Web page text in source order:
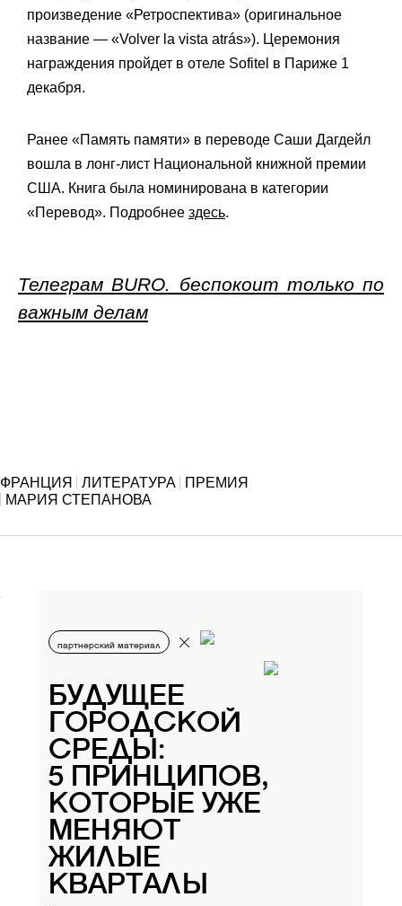
произведение «Ретроспектива» (оригинальное
название — «Volver la vista atrás»). Церемония
награждения пройдет в отеле Sofitel в Париже 1
декабря.
Ранее «Память памяти» в переводе Саши Дагдейл
вошла в лонг-лист Национальной книжной премии
США. Книга была номинирована в категории
«Перевод». Подробнее здесь.
Телеграм BURO. беспокоит только по
важным делам
ФРАНЦИЯ ЛИТЕРАТУРА
ПРЕМИЯ
МАРИЯ СТЕПАНОВА
партнерский материал
БУДУЩЕЕ
ГОРОДСКОЙ
СРЕДЫ:
5 ПРИНЦИПОВ,
КОТОРЫЕ УЖЕ
МЕНЯЮТ
ЖИЛЫЕ
КВАРТАЛЫ